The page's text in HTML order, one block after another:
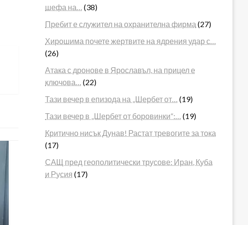
шефа на…
(38)
Пребит е служител на охранителна фирма (27)
Хирошима почете жертвите на ядрения удар с…
(26)
Атака с дронове в Ярославъл, на прицел е
ключова…
(22)
Тази вечер в епизода на „Шербет от…
(19)
Тази вечер в „Шербет от боровинки“:…
(19)
Критично нисък Дунав! Растат тревогите за тока
(17)
САЩ пред геополитически трусове: Иран, Куба
и Русия (17)